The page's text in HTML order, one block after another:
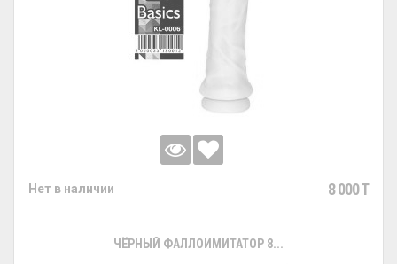
Нет в наличии 8 000 T
ЧЁРНЫЙ ФАЛЛОИМИТАТОР 8...